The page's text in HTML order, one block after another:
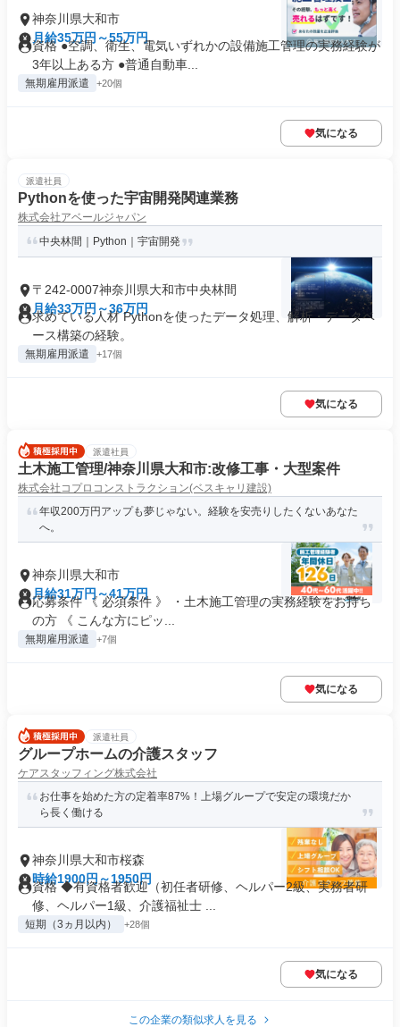
神奈川県大和市
月給35万円～55万円
資格 ●空調、衛生、電気いずれかの設備施工管理の実務経験が
3年以上ある方 ●普通自動車...
無期雇用派遣 +20個
気になる
派遣社員
Pythonを使った宇宙開発関連業務
株式会社アベールジャパン
中央林間｜Python｜宇宙開発
〒242-0007神奈川県大和市中央林間
月給33万円～36万円
求めている人材 Pythonを使ったデータ処理、解析・データベ
ース構築の経験。
無期雇用派遣 +17個
気になる
派遣社員
土木施工管理/神奈川県大和市:改修工事・大型案件
株式会社コプロコンストラクション(ベスキャリ建設)
年収200万円アップも夢じゃない。経験を安売りしたくないあなた
へ。
神奈川県大和市
月給31万円～41万円
応募条件 《 必須条件 》 ・土木施工管理の実務経験をお持ち
の方 《 こんな方にピッ...
無期雇用派遣 +7個
気になる
派遣社員
グループホームの介護スタッフ
ケアスタッフィング株式会社
お仕事を始めた方の定着率87%！上場グループで安定の環境だか
ら長く働ける
神奈川県大和市桜森
時給1900円～1950円
資格 ◆有資格者歓迎（初任者研修、ヘルパー2級、実務者研
修、ヘルパー1級、介護福祉士 ...
短期（3ヵ月以内） +28個
気になる
この企業の類似求人を見る